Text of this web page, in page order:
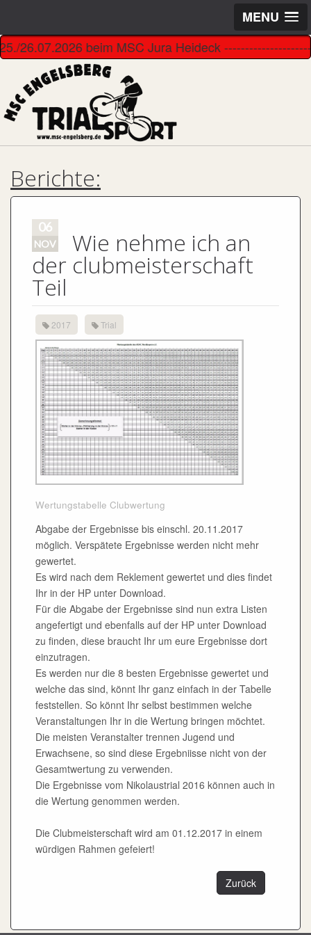
MENU
26.07.2026 beim MSC Jura Heideck
Berichte:
06
NOV Wie nehme ich an
der clubmeisterschaft
Teil
2017 Trial
Wertungstabelle Clubwertung
Abgabe der Ergebnisse bis einschl. 20.11.2017
möglich. Verspätete Ergebnisse werden nicht mehr
gewertet.
Es wird nach dem Reklement gewertet und dies findet
Ihr in der HP unter Download.
Für die Abgabe der Ergebnisse sind nun extra Listen
angefertigt und ebenfalls auf der HP unter Download
zu finden, diese braucht Ihr um eure Ergebnisse dort
einzutragen.
Es werden nur die 8 besten Ergebnisse gewertet und
welche das sind, könnt Ihr ganz einfach in der Tabelle
feststellen. So könnt Ihr selbst bestimmen welche
Veranstaltungen Ihr in die Wertung bringen möchtet.
Die meisten Veranstalter trennen Jugend und
Erwachsene, so sind diese Ergebniisse nicht von der
Gesamtwertung zu verwenden.
Die Ergebnisse vom Nikolaustrial 2016 können auch in
die Wertung genommen werden.
Die Clubmeisterschaft wird am 01.12.2017 in einem
würdigen Rahmen gefeiert!
Zurück